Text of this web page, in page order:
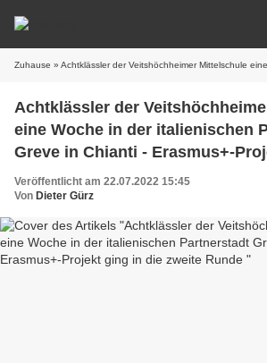
Zuhause » Achtklässler der Veitshöchheimer Mittelschule eine Woche in der italienischen Partnerstadt Greve
Achtklässler der
eine Woche in der italienischen
Greve in Chianti - Erasmus+-
zweite Runde
Veröffentlicht am 22.07.2022 15:45
Von Dieter Gürz